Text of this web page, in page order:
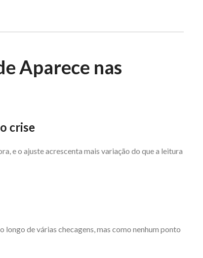
Aparece nas
crise
e o ajuste acrescenta mais variação do que a leitura
de várias checagens, mas como nenhum ponto